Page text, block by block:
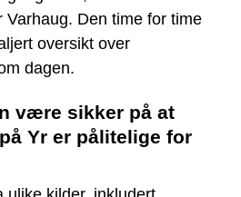
Den time for time
oversikt over
dagen.
være sikker på at
Yr er pålitelige for